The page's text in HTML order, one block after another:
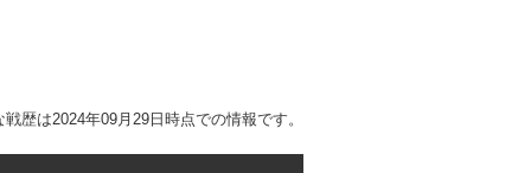
歴は2024年09月29日時点での情報です。